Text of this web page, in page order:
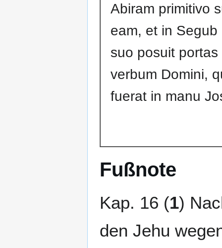
Abiram primitivo
eam, et in Segub
suo posuit
verbum Domini,
fuerat in manu
Fußnote
Kap. 16 (1)
den Jehu